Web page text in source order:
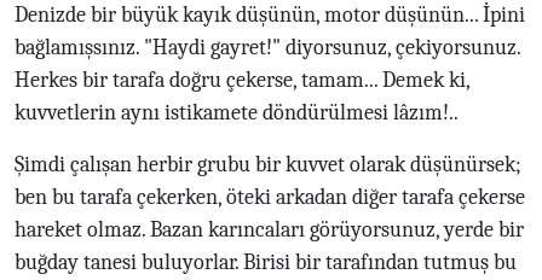
Denizde bir büyük kayık düşünün, motor düşünün... İpini
bağlamışsınız. "Haydi gayret!" diyorsunuz, çekiyorsunuz.
Herkes bir tarafa doğru çekerse, tamam... Demek ki,
kuvvetlerin aynı istikamete döndürülmesi lâzım!..
Şimdi çalışan herbir grubu bir kuvvet olarak düşünürsek;
ben bu tarafa çekerken, öteki arkadan diğer tarafa çekerse
hareket olmaz. Bazan karıncaları görüyorsunuz, yerde bir
buğday tanesi buluyorlar. Birisi bir tarafından tutmuş bu